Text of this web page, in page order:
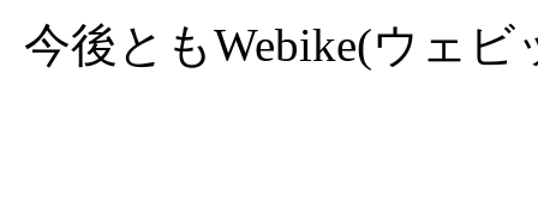
今後ともWebike(ウェ